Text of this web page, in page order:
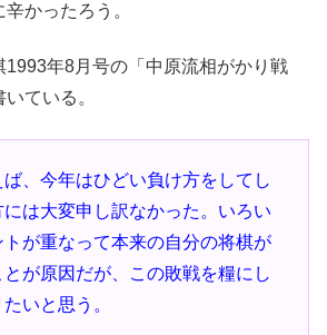
かったろう。
1993年8月号の「中原流相がかり戦
ている。
、今年はひどい負け方をしてし
には大変申し訳なかった。いろい
が重なって本来の自分の将棋が
が原因だが、この敗戦を糧にし
いと思う。